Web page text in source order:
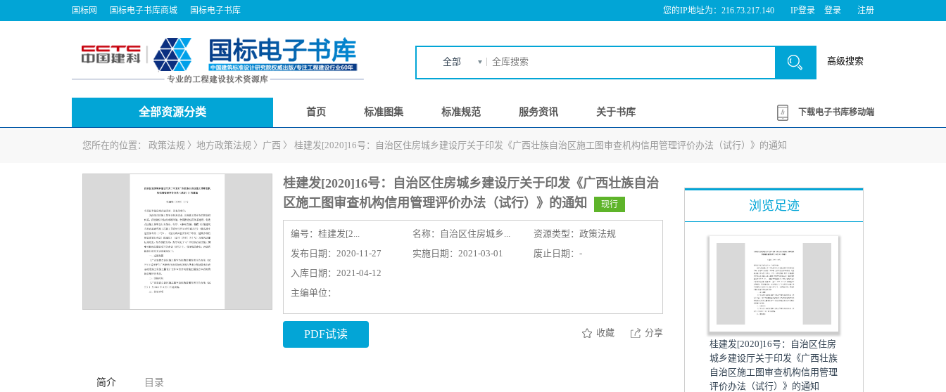
国标网 国标电子书库商城 国标电子书库 您的IP地址为：216.73.217.140 IP登录 登录 注册
全部 高级搜索
全部资源分类 首页 标准图集 标准规范 服务资讯 关于书库 下载电子书库移动端
您所在的位置： 政策法规 〉 地方政策法规 〉 广西 〉 桂建发[2020]16号：自治区住房城乡建设厅关于印发《广西壮族自治区施工图审查机构信用管理评价办法（试行）》的通知
桂建发[2020]16号：自治区住房城乡建设厅关于印发《广西壮族自治
区施工图审查机构信用管理评价办法（试行）》的通知
现行
编号： 桂建发[2... 名称： 自治区住房城乡...
资源类型：政策法规
发布日期：2020-11-27
实施日期：2021-03-01
废止日期：-
入库日期：2021-04-12
主编单位：
PDF试读 收藏 分享
简介 目录
浏览足迹
桂建发[2020]16号：自治区住房
城乡建设厅关于印发《广西壮族
自治区施工图审查机构信用管理
评价办法（试行）》的通知